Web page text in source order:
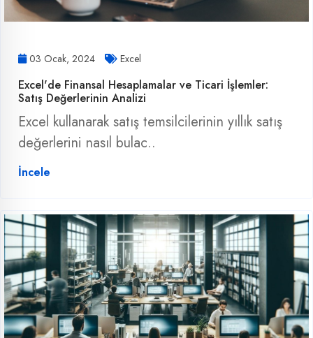
03 Ocak, 2024 Excel
Excel'de Finansal Hesaplamalar ve Ticari İşlemler:
Satış Değerlerinin Analizi
Excel kullanarak satış temsilcilerinin yıllık satış
değerlerini nasıl bulac..
İncele